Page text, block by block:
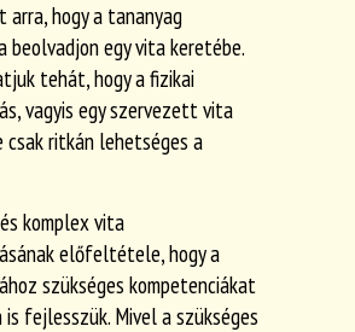
arra, hogy a tananyag
egy vita keretébe.
tehát, hogy a fizikai
vagyis egy szervezett vita
csak ritkán lehetséges a
komplex vita
előfeltétele, hogy a
szükséges kompetenciákat
fejlesszük. Mivel a szükséges